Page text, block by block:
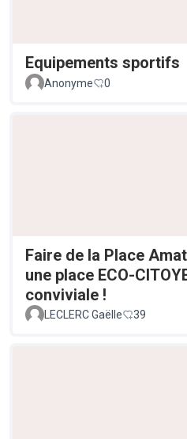
Equipements sportifs
Anonyme
0
Faire de la Place
une place ECO-
conviviale !
LECLERC Gaëlle 39